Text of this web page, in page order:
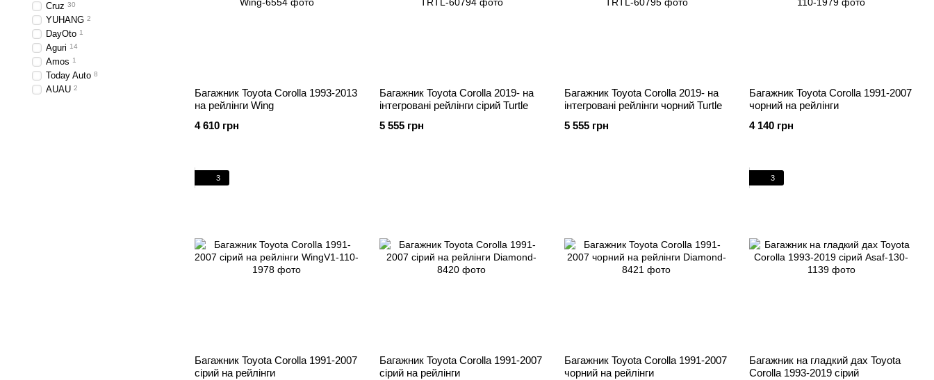
Багажник Toyota Corolla 1993-2013
на рейлінги Wing
4 610 грн
Багажник Toyota Corolla 2019- на
інтегровані рейлінги cірий Turtle
5 555 грн
Багажник Toyota Corolla 2019- на
інтегровані рейлінги чорний Turtle
5 555 грн
Багажник Toyota Corolla 1991-2007
чорний на рейлінги
4 140 грн
3
Багажник Toyota Corolla 1991-2007
cірий на рейлінги
Багажник Toyota Corolla 1991-2007
cірий на рейлінги
Багажник Toyota Corolla 1991-2007
чорний на рейлінги
3
Багажник на гладкий дах Toyota
Corolla 1993-2019 сірий
Cruz 30
YUHANG 2
DayOto 1
Aguri 14
Amos 1
Today Auto 8
AUAU 2